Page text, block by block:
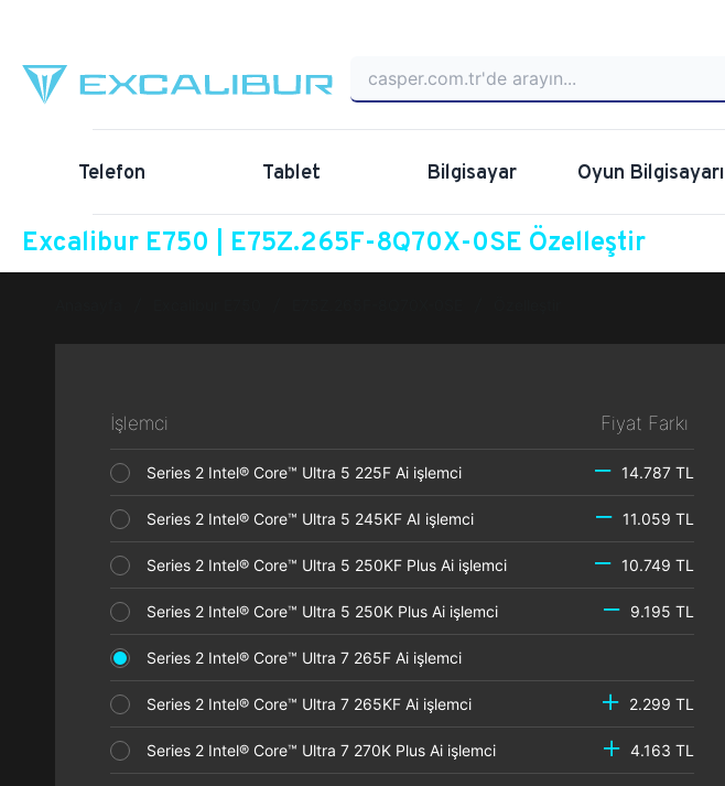
Telefon Tablet Bilgisayar Oyun Bilgisayarı
Excalibur E750 | E75Z.265F-8Q70X-0SE Özelleştir
İşlemci Fiyat Farkı
Series 2 Intel® Core™ Ultra 5 225F Ai işlemci 14.787 TL
Series 2 Intel® Core™ Ultra 5 245KF AI işlemci 11.059 TL
Series 2 Intel® Core™ Ultra 5 250KF Plus Ai işlemci 10.749 TL
Series 2 Intel® Core™ Ultra 5 250K Plus Ai işlemci 9.195 TL
Series 2 Intel® Core™ Ultra 7 265F Ai işlemci
Series 2 Intel® Core™ Ultra 7 265KF Ai işlemci 2.299 TL
Series 2 Intel® Core™ Ultra 7 270K Plus Ai işlemci 4.163 TL